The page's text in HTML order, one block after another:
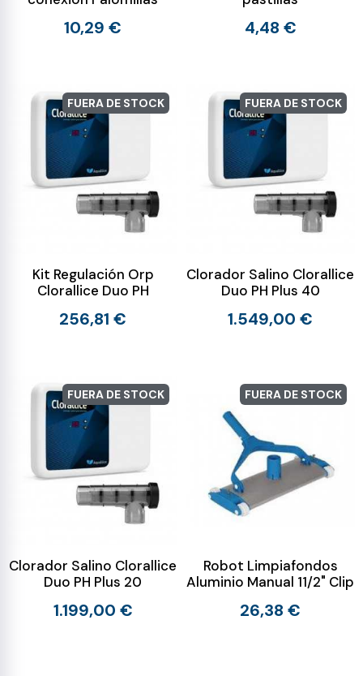
10,29 € 4,48 €
FUERA DE STOCK
Kit Regulación Orp
Clorallice Duo PH
256,81 €
FUERA DE STOCK
Clorador Salino Clorallice
Duo PH Plus 40
1.549,00 €
FUERA DE STOCK
Clorador Salino Clorallice
Duo PH Plus 20
1.199,00 €
FUERA DE STOCK
Robot Limpiafondos
Aluminio Manual 11/2" Clip
26,38 €